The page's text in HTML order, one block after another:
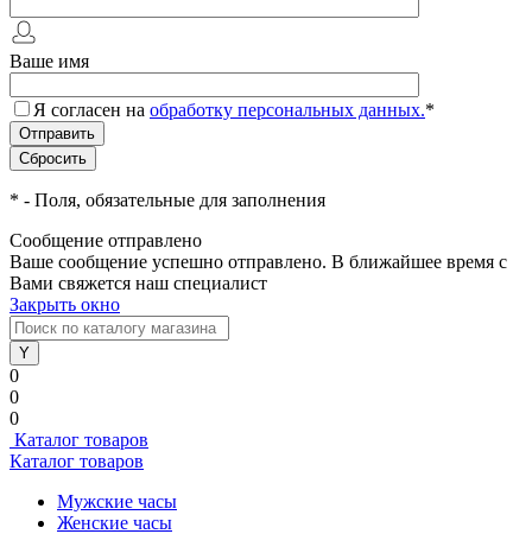
Ваше имя
Я согласен на обработку персональных данных.*
* - Поля, обязательные для заполнения
Сообщение отправлено
Ваше сообщение успешно отправлено. В ближайшее время с
Вами свяжется наш специалист
Закрыть окно
0
0
0
Каталог товаров
Каталог товаров
Мужские часы
Женские часы